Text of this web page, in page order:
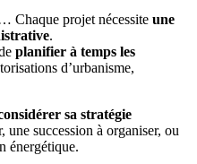
Chaque projet nécessite une
.
planifier à temps les
d’urbanisme,
sa stratégie
une succession à organiser, ou
énergétique.